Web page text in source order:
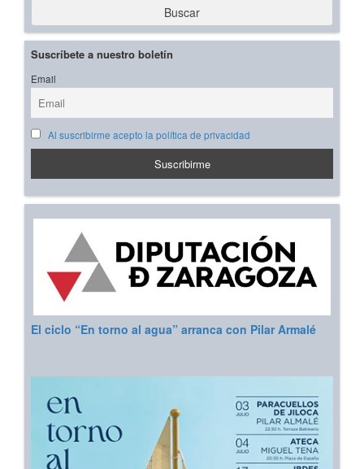
Buscar
Suscríbete a nuestro boletín
Email
Al suscribirme acepto la política de privacidad
El ciclo “En torno al agua” arranca con Pilar Armalé